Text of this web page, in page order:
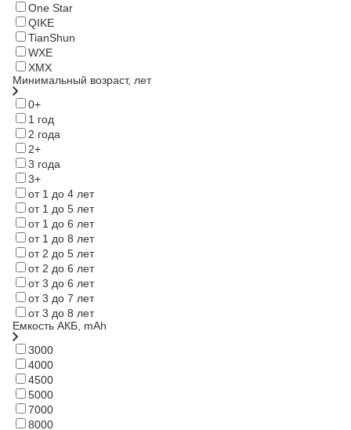
One Star
QIKE
TianShun
WXE
XMX
Минимальный возраст, лет
0+
1 год
2 года
2+
3 года
3+
от 1 до 4 лет
от 1 до 5 лет
от 1 до 6 лет
от 1 до 8 лет
от 2 до 5 лет
от 2 до 6 лет
от 3 до 6 лет
от 3 до 7 лет
от 3 до 8 лет
Емкость АКБ, mAh
3000
4000
4500
5000
7000
8000